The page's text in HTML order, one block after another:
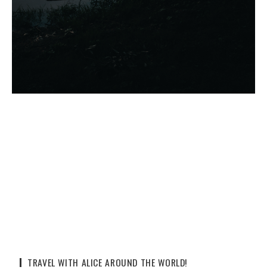
TRAVEL WITH ALICE AROUND THE WORLD!